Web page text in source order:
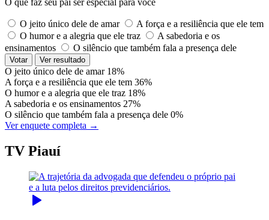
O que faz seu pai ser especial para você
O jeito único dele de amar
A força e a resiliência que ele tem
O humor e a alegria que ele traz
A sabedoria e os
ensinamentos
O silêncio que também fala a presença dele
Votar Ver resultado
O jeito único dele de amar 18%
A força e a resiliência que ele tem 36%
O humor e a alegria que ele traz 18%
A sabedoria e os ensinamentos 27%
O silêncio que também fala a presença dele 0%
Ver enquete completa →
TV Piauí